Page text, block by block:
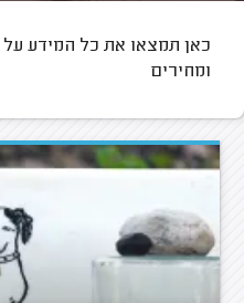
כאן תמצאו את כל המידע על
ומחירים